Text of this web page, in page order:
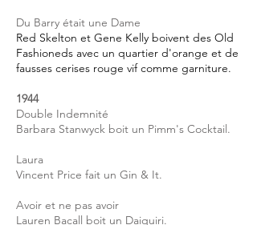
Du Barry était une Dame
Red Skelton et Gene Kelly boivent des Old
Fashioneds avec un quartier d'orange et de
fausses cerises rouge vif comme garniture.
1944
Double Indemnité
Barbara Stanwyck boit un Pimm's Cocktail.
Laura
Vincent Price fait un Gin & It.
Avoir et ne pas avoir
Lauren Bacall boit un Daiquiri.